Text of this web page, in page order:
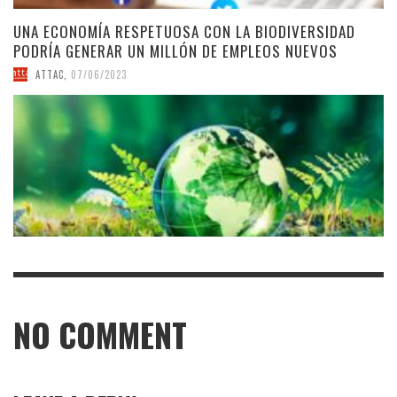
UNA ECONOMÍA RESPETUOSA CON LA BIODIVERSIDAD
PODRÍA GENERAR UN MILLÓN DE EMPLEOS NUEVOS
ATTAC 07/06/2023
NO COMMENT